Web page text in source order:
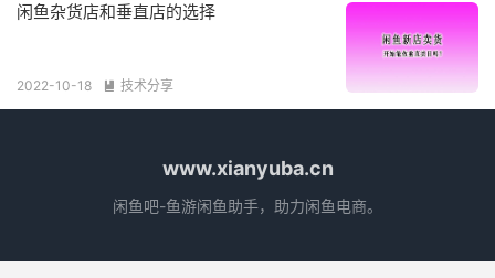
闲鱼杂货店和垂直店的选择
2022-10-18  技术分享
www.xianyuba.cn
闲鱼吧-鱼游闲鱼助手，助力闲鱼电商。